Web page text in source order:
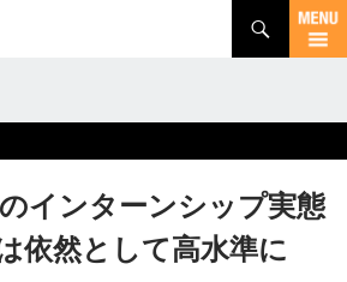
インターンシップ実態
依然として高水準に